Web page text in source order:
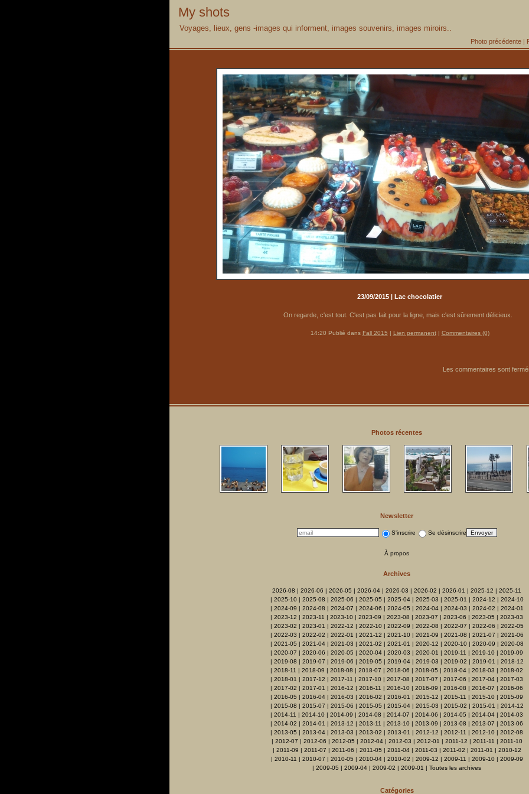
My shots
Voyages, lieux, gens -images qui informent, images souvenirs, images miroirs..
Photo précédente|
23/09/2015 | Lac chocolatier
On regarde, c'est tout. C'est pas fait pour la ligne, mais c'est sûrement délicieux.
14:20 Publié dans Fall 2015 | Lien permanent| Commentaires (0)
Les commentaires sont
Photos récentes
Newsletter
S'inscrire Se désinscrire
À propos
Archives
2026-08 | 2026-06 | 2026-05 | 2026-04 | 2026-03 | 2026-02 | 2026-01 | 2025-12 | 2025-11
| 2025-10| 2025-08 | 2025-06 | 2025-05 | 2025-04| 2025-03 | 2025-01 | 2024-12 | 2024-10
| 2024-09 | 2024-08 | 2024-07 | 2024-06 | 2024-05 | 2024-04| 2024-03 | 2024-02 | 2024-01
| 2023-12 | 2023-11 | 2023-10 | 2023-09 | 2023-08 | 2023-07 | 2023-06 | 2023-05 | 2023-03
| 2023-02 | 2023-01 | 2022-12 | 2022-10| 2022-09 | 2022-08 | 2022-07 | 2022-06 | 2022-05
| 2022-03 | 2022-02 | 2022-01 | 2021-12 | 2021-10| 2021-09 | 2021-08 | 2021-07 | 2021-06
| 2021-05 | 2021-04| 2021-03 | 2021-02 | 2021-01 | 2020-12 | 2020-10| 2020-09 | 2020-08
| 2020-07 | 2020-06 | 2020-05 | 2020-04 | 2020-03 | 2020-01 | 2019-11 | 2019-10 | 2019-09
| 2019-08 | 2019-07 | 2019-06 | 2019-05 | 2019-04| 2019-03 | 2019-02 | 2019-01 | 2018-12
| 2018-11 | 2018-09 | 2018-08 | 2018-07 | 2018-06 | 2018-05 | 2018-04 | 2018-03 | 2018-02
| 2018-01 | 2017-12 | 2017-11 | 2017-10 | 2017-08 | 2017-07 | 2017-06 | 2017-04 | 2017-03
| 2017-02 | 2017-01 | 2016-12 | 2016-11 | 2016-10 | 2016-09 | 2016-08 | 2016-07 | 2016-06
| 2016-05 | 2016-04 | 2016-03 | 2016-02 | 2016-01 | 2015-12 | 2015-11 | 2015-10 | 2015-09
| 2015-08 | 2015-07 | 2015-06 | 2015-05 | 2015-04| 2015-03 | 2015-02 | 2015-01 | 2014-12
| 2014-11 | 2014-10 | 2014-09 | 2014-08 | 2014-07 | 2014-06 | 2014-05 | 2014-04 | 2014-03
| 2014-02 | 2014-01 | 2013-12 | 2013-11 | 2013-10 | 2013-09 | 2013-08 | 2013-07 | 2013-06
| 2013-05 | 2013-04 | 2013-03 | 2013-02 | 2013-01 | 2012-12 | 2012-11 | 2012-10 | 2012-08
| 2012-07 | 2012-06 | 2012-05 | 2012-04| 2012-03 | 2012-01 | 2011-12 | 2011-11 | 2011-10
| 2011-09 | 2011-07 | 2011-06 | 2011-05 | 2011-04| 2011-03 | 2011-02 | 2011-01 | 2010-12
| 2010-11 | 2010-07 | 2010-05 | 2010-04| 2010-02 | 2009-12 | 2009-11 | 2009-10| 2009-09
| 2009-05 | 2009-04 | 2009-02 | 2009-01 | Toutes les archives
Catégories